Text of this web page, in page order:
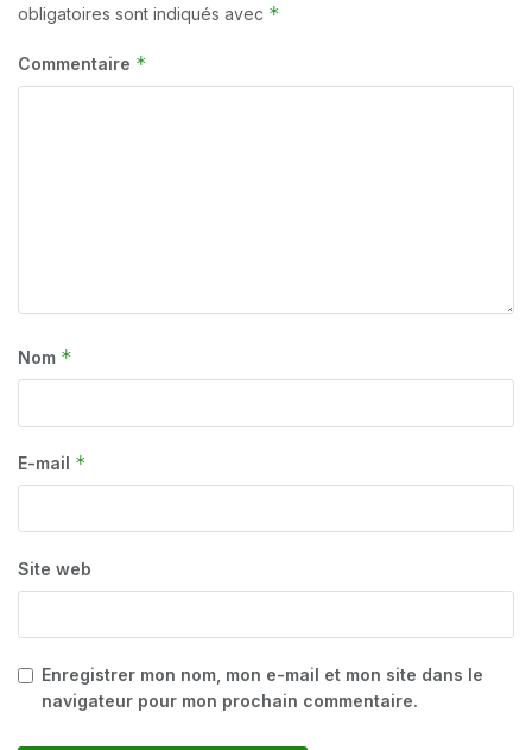
obligatoires sont indiqués avec *
Commentaire *
Nom *
E-mail *
Site web
Enregistrer mon nom, mon e-mail et mon site dans le
navigateur pour mon prochain commentaire.